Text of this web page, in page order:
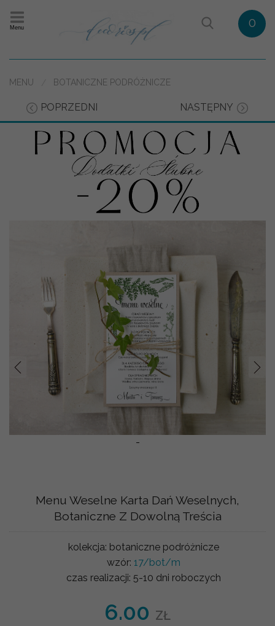
Menu 0
MENU BOTANICZNE PODRÓŻNICZE
POPRZEDNI NASTĘPNY
-
Prev
Menu Weselne Karta Dań Weselnych,
Botaniczne Z Dowolną Treścia
kolekcja: botaniczne podróżnicze
wzór: 17/bot/m
czas realizacji: 5-10 dni roboczych
6.00 ZŁ